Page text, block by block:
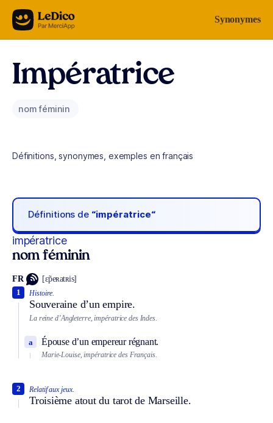
Aller au contenu Synonymes
Impératrice
nom féminin
Définitions, synonymes, exemples en français
Définitions de “impératrice“
impératrice
nom féminin
FR [ɛ̃peʀatʀis]
Histoire.
Souveraine d’un empire.
1
La reine d’Angleterre, impératrice des Indes.
Épouse d’un empereur régnant.
a
Marie-Louise, impératrice des Français.
Relatif aux jeux.
Troisième atout du tarot de Marseille.
2